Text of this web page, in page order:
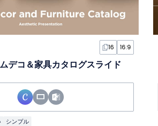
16 16:9
デコ＆家具カタログスライド
シンプル